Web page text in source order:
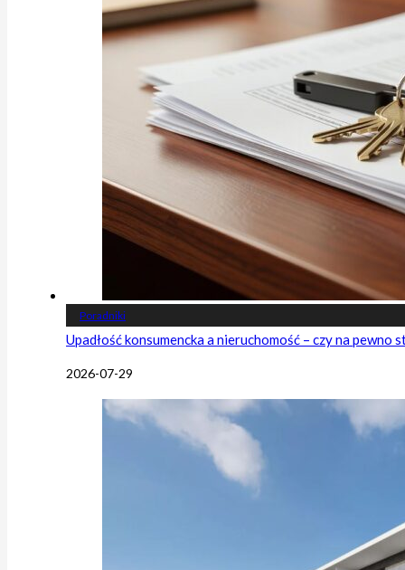
Poradniki
Upadłość konsumencka a nieruchomość – czy na pewno
2026-07-29